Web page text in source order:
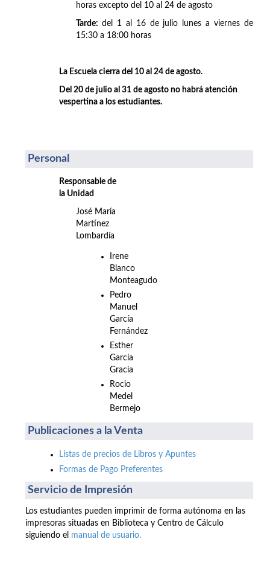
horas excepto del 10 al 24 de agosto
Tarde: del 1 al 16 de julio lunes a viernes de
15:30 a 18:00 horas
La Escuela cierra del 10 al 24 de agosto.
Del 20 de julio al 31 de agosto no habrá atención
vespertina a los estudiantes.
Personal
Responsable de
la Unidad
José María
Martínez
Lombardía
Irene
Blanco
Monteagudo
Pedro
Manuel
García
Fernández
Esther
García
Gracia
Rocio
Medel
Bermejo
Publicaciones a la Venta
Listas de precios de Libros y Apuntes
Formas de Pago Preferentes
Servicio de Impresión
Los estudiantes pueden imprimir de forma autónoma en las
impresoras situadas en Biblioteca y Centro de Cálculo
siguiendo el manual de usuario.